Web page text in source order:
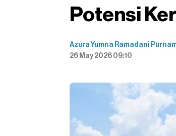
Potensi
Azura Yumna Ramadani
26 May 2026 09:10